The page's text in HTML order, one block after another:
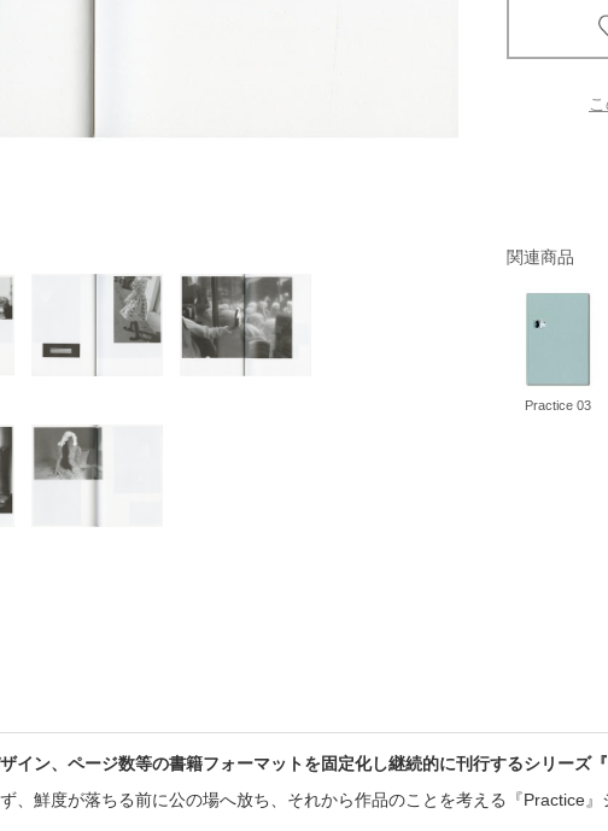
梅田
書店
関連商品
Practice 03
イン、ページ数等の書籍フォーマットを固定化し継続的に刊行するシリーズ
、鮮度が落ちる前に公の場へ放ち、それから作品のことを考える『Practice』